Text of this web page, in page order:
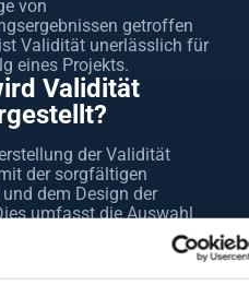
von
getroffen
Validität unerlässlich für
eines Projekts.
Validität
der Validität
der sorgfältigen
dem Design der
umfasst die Auswahl
Messinstrumente und
die Entwicklung klarer